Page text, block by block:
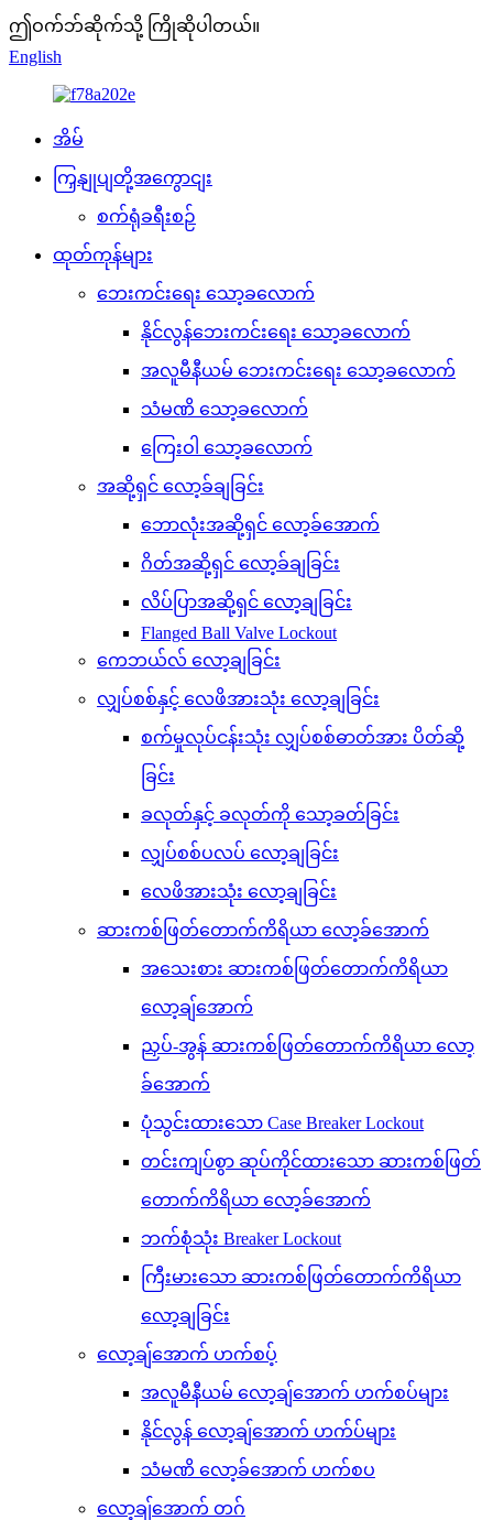
ဤဝက်ဘ်ဆိုက်သို့ ကြိုဆိုပါတယ်။
English
အိမ်
ကြှနျုပျတို့အကွောငျး
စက်ရုံခရီးစဉ်
ထုတ်ကုန်များ
ဘေးကင်းရေး သော့ခလောက်
နိုင်လွန်ဘေးကင်းရေး သော့ခလောက်
အလူမီနီယမ် ဘေးကင်းရေး သော့ခလောက်
သံမဏိ သော့ခလောက်
ကြေးဝါ သော့ခလောက်
အဆို့ရှင် လော့ခ်ချခြင်း
ဘောလုံးအဆို့ရှင် လော့ခ်အောက်
ဂိတ်အဆို့ရှင် လော့ခ်ချခြင်း
လိပ်ပြာအဆို့ရှင် လော့ချခြင်း
Flanged Ball Valve Lockout
ကေဘယ်လ် လော့ချခြင်း
လျှပ်စစ်နှင့် လေဖိအားသုံး လော့ချခြင်း
စက်မှုလုပ်ငန်းသုံး လျှပ်စစ်ဓာတ်အား ပိတ်ဆို့
ခြင်း
ခလုတ်နှင့် ခလုတ်ကို သော့ခတ်ခြင်း
လျှပ်စစ်ပလပ် လော့ချခြင်း
လေဖိအားသုံး လော့ချခြင်း
ဆားကစ်ဖြတ်တောက်ကိရိယာ လော့ခ်အောက်
အသေးစား ဆားကစ်ဖြတ်တောက်ကိရိယာ
လော့ချ်အောက်
ညှပ်-အွန် ဆားကစ်ဖြတ်တောက်ကိရိယာ လော့
ခ်အောက်
ပုံသွင်းထားသော Case Breaker Lockout
တင်းကျပ်စွာ ဆုပ်ကိုင်ထားသော ဆားကစ်ဖြတ်
တောက်ကိရိယာ လော့ခ်အောက်
ဘက်စုံသုံး Breaker Lockout
ကြီးမားသော ဆားကစ်ဖြတ်တောက်ကိရိယာ
လော့ချခြင်း
လော့ချ်အောက် ဟက်စပ့်
အလူမီနီယမ် လော့ချ်အောက် ဟက်စပ်များ
နိုင်လွန် လော့ချ်အောက် ဟက်ပ်များ
သံမဏိ လော့ခ်အောက် ဟက်စပ
လော့ချ်အောက် တဂ်